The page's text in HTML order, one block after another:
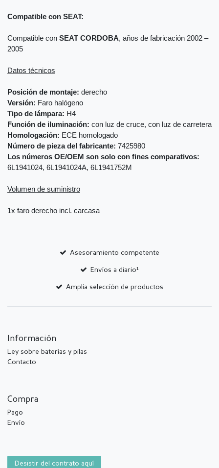
Compatible con SEAT:
Compatible con SEAT CORDOBA, años de fabricación 2002 –
2005
Datos técnicos
Posición de montaje: derecho
Versión: Faro halógeno
Tipo de lámpara: H4
Función de iluminación: con luz de cruce, con luz de carretera
Homologación: ECE homologado
Número de pieza del fabricante: 7425980
Los números OE/OEM son solo con fines comparativos:
6L1941024, 6L1941024A, 6L1941752M
Volumen de suministro
1x faro derecho incl. carcasa
Asesoramiento competente
Envíos a diario¹
Amplia selección de productos
Información
Ley sobre baterías y pilas
Contacto
Compra
Pago
Envío
Desistir del contrato aquí